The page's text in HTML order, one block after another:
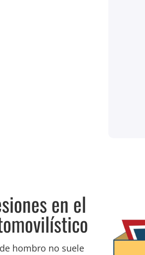
en el
hombro no suele
para ocuparte de
1-800-HURT911® se
hice una llamada y ellos
a trabajar en mi